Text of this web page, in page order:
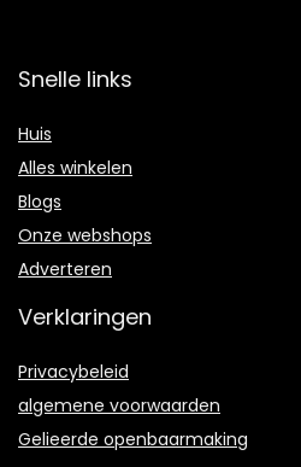
Snelle links
Huis
Alles winkelen
Blogs
Onze webshops
Adverteren
Verklaringen
Privacybeleid
algemene voorwaarden
Gelieerde openbaarmaking